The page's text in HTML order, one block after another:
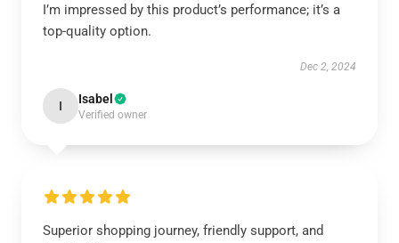
I’m impressed by this product’s performance; it’s a
top-quality option.
Dec 2, 2024
I Isabel
Verified owner
Superior shopping journey, friendly support, and